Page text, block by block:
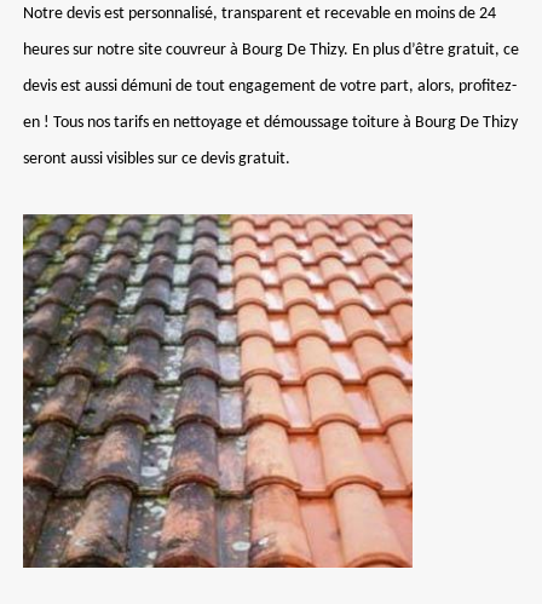
Notre devis est personnalisé, transparent et recevable en moins de 24
heures sur notre site couvreur à Bourg De Thizy. En plus d’être gratuit, ce
devis est aussi démuni de tout engagement de votre part, alors, profitez-
en ! Tous nos tarifs en nettoyage et démoussage toiture à Bourg De Thizy
seront aussi visibles sur ce devis gratuit.